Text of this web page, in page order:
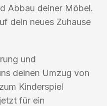
Abbau deiner Möbel.
dein neues Zuhause
und
deinen Umzug von
Kinderspiel
jetzt für ein